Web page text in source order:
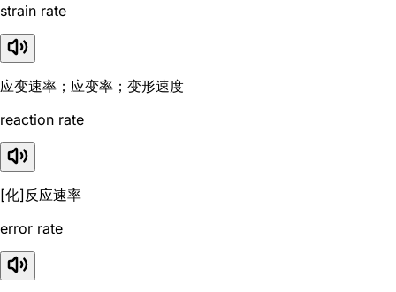
strain rate
应变速率；应变率；变形速度
reaction rate
[化]反应速率
error rate